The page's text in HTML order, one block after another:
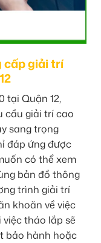
cấp giải trí
tại Quận 12,
cầu giải trí cao
sang trọng
đáp ứng được
có thể xem
bản đồ thông
trình giải trí
khoăn về việc
tháo lắp sẽ
bảo hành hoặc